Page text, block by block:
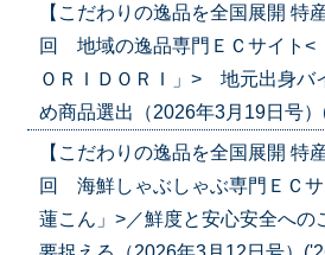
【こだわりの逸品を全国展開 特
回 地域の逸品専門ＥＣサイト<
ＯＲＩＤＯＲＩ」> 地元出身バ
め商品選出（2026年3月19日号
【こだわりの逸品を全国展開 特
回 海鮮しゃぶしゃぶ専門ＥＣ
蓮こん」>／鮮度と安心安全への